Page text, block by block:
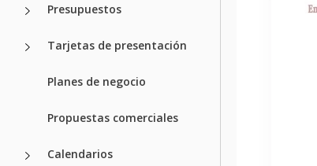
Presupuestos
Tarjetas de presentación
Planes de negocio
Propuestas comerciales
Calendarios